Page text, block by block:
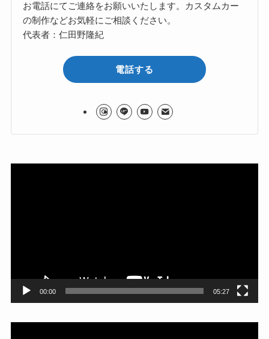
お電話にてご連絡をお願いいたします。カスタムカー
の制作などお気軽にご相談ください。
代表者：仁田野隆紀
電話する
00:00 05:27